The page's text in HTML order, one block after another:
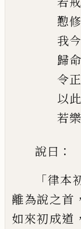
懃
我
歸
令
以
若
說曰 ：
「律本
離為說之首 ，
如來初成道 ，